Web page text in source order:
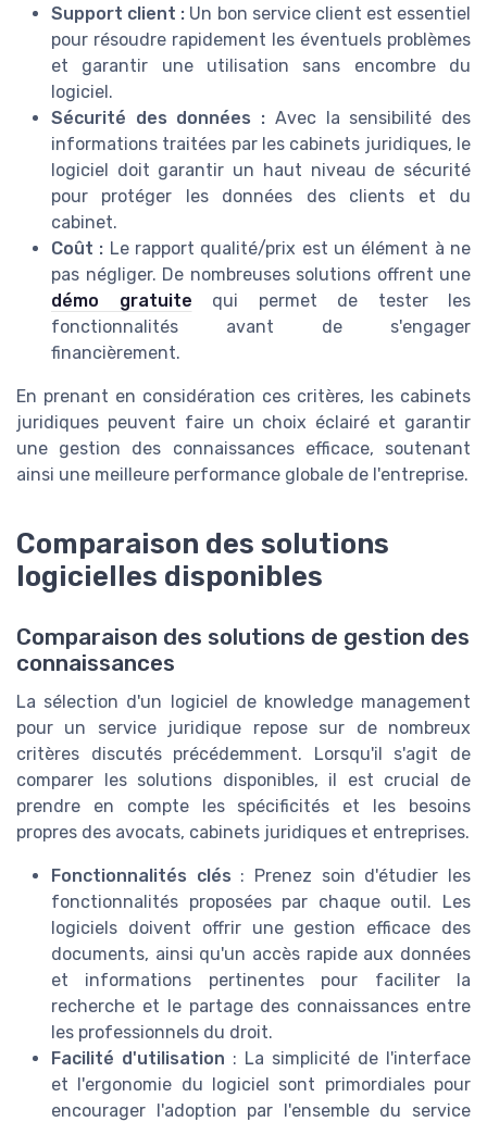
Support client : Un bon service client est essentiel
pour résoudre rapidement les éventuels problèmes
et garantir une utilisation sans encombre du
logiciel.
Sécurité des données : Avec la sensibilité des
informations traitées par les cabinets juridiques, le
logiciel doit garantir un haut niveau de sécurité
pour protéger les données des clients et du
cabinet.
Coût : Le rapport qualité/prix est un élément à ne
pas négliger. De nombreuses solutions offrent une
démo gratuite qui permet de tester les
fonctionnalités avant de s'engager
financièrement.
En prenant en considération ces critères, les cabinets
juridiques peuvent faire un choix éclairé et garantir
une gestion des connaissances efficace, soutenant
ainsi une meilleure performance globale de l'entreprise.
Comparaison des solutions
logicielles disponibles
Comparaison des solutions de gestion des
connaissances
La sélection d'un logiciel de knowledge management
pour un service juridique repose sur de nombreux
critères discutés précédemment. Lorsqu'il s'agit de
comparer les solutions disponibles, il est crucial de
prendre en compte les spécificités et les besoins
propres des avocats, cabinets juridiques et entreprises.
Fonctionnalités clés : Prenez soin d'étudier les
fonctionnalités proposées par chaque outil. Les
logiciels doivent offrir une gestion efficace des
documents, ainsi qu'un accès rapide aux données
et informations pertinentes pour faciliter la
recherche et le partage des connaissances entre
les professionnels du droit.
Facilité d'utilisation : La simplicité de l'interface
et l'ergonomie du logiciel sont primordiales pour
encourager l'adoption par l'ensemble du service